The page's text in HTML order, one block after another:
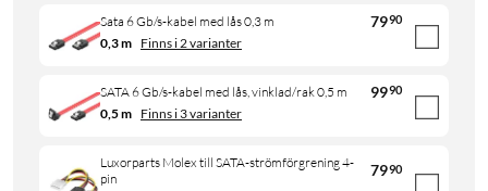
Sata 6 Gb/s-kabel med lås 0,3 m 7990
0,3 m Finns i 2 varianter
SATA 6 Gb/s-kabel med lås, vinklad/rak 0,5 m 9990
0,5 m Finns i 3 varianter
Luxorparts Molex till SATA-strömförgrening 4-
pin
7990